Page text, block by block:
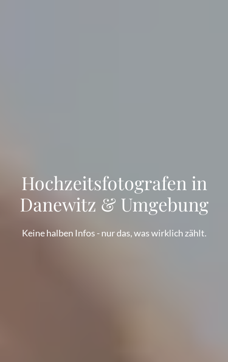
Hochzeitsfotografen in
Danewitz & Umgebung
Keine halben Infos - nur das, was wirklich zählt.